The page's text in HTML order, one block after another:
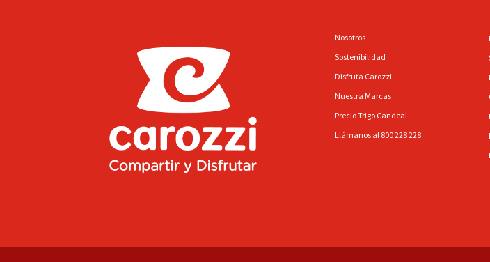
Nosotros
Sostenibilidad
Disfruta Carozzi
Nuestra Marcas
Precio Trigo Candeal
Llámanos al 800 228 228